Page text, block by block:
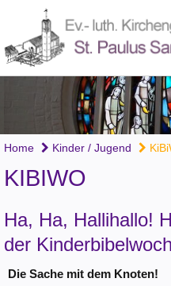
Home Kinder / Jugend
KIBIWO
Ha, Ha, Hallihallo!
der
Die Sache mit dem Knoten!